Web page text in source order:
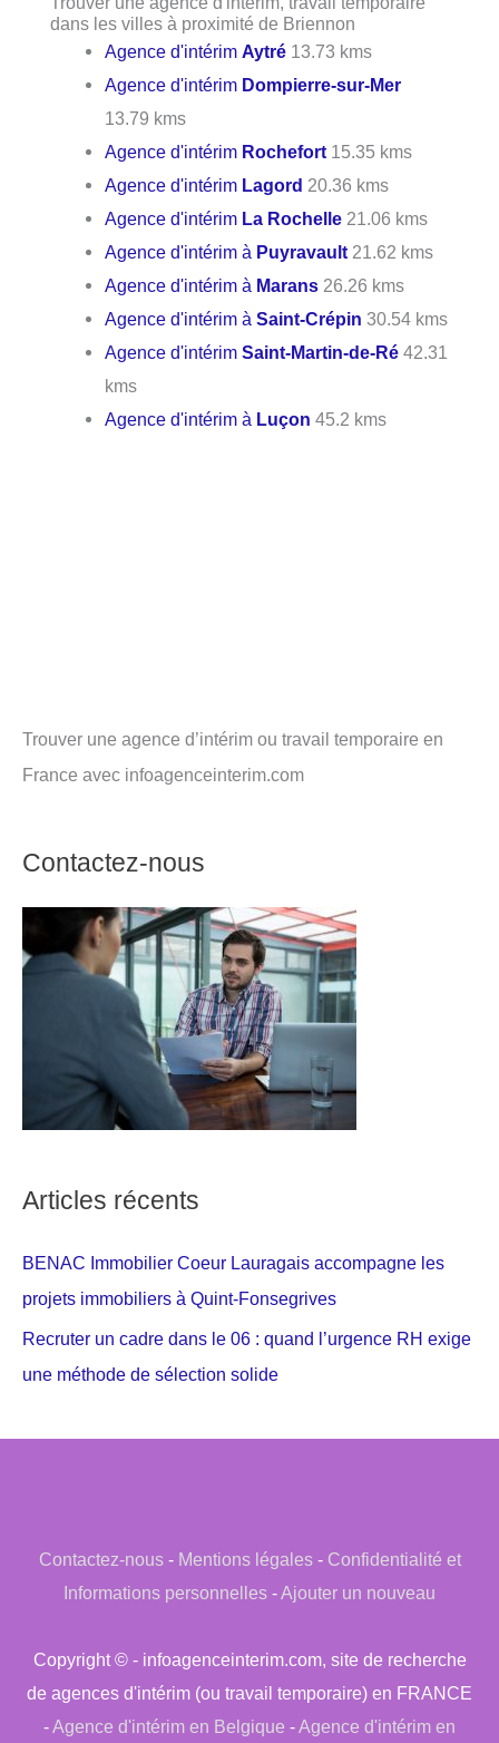
dans les villes à proximité de Briennon
Agence d'intérimAytré 13.73 kms
Agence d'intérim Dompierre-sur-Mer
13.79 kms
Agence d'intérim Rochefort 15.35 kms
Agence d'intérim Lagord 20.36 kms
Agence d'intérim La Rochelle 21.06 kms
Agence d'intérim à Puyravault 21.62 kms
Agence d'intérim à Marans 26.26 kms
Agence d'intérim àSaint-Crépin 30.54 kms
Agence d'intérimSaint-Martin-de-Ré 42.31
kms
Agence d'intérim à Luçon 45.2 kms
Trouver une agence d’intérim ou travail temporaire en
France avec infoagenceinterim.com
Contactez-nous
Articles récents
BENAC Immobilier Coeur Lauragais accompagne les
projets immobiliers à Quint-Fonsegrives
Recruter un cadre dans le 06 : quand l’urgence RH exige
une méthode de sélection solide
Contactez-nous- Mentions légales- Confidentialité et
Informations personnelles - Ajouter un nouveau
Copyright © - infoagenceinterim.com, site de recherche
de agences d'intérim (ou travail temporaire) en FRANCE
- Agence d'intérim en Belgique - Agence d'intérim en